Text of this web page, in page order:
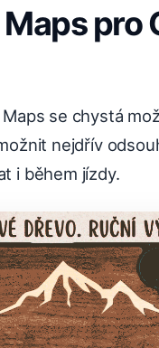
pro
se chystá
nejdřív
i během jízdy.